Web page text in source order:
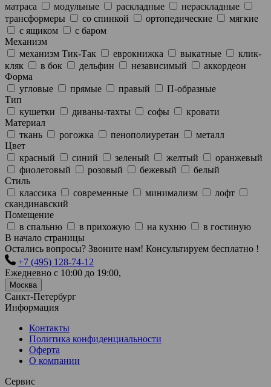
матраса
модульные раскладные
нераскладные
трансформеры
со спинкой ортопедические
мягкие
с ящиком
с баром
Механизм
механизм Тик-Так
еврокнижка выкатные
клик-
кляк
в бок дельфин независимый
аккордеон
Форма
угловые
прямые правый
П-образные
Тип
кушетки
диваны-тахты софы
кровати
Материал
ткань
рогожка пенополиуретан
металл
Цвет
красный
синий зеленый желтый
оранжевый
фиолетовый
розовый бежевый
белый
Стиль
классика
современные минимализм
лофт
скандинавский
Помещение
в спальню
в прихожую на кухню
в гостиную
В начало страницы
Остались вопросы? Звоните нам! Консультируем бесплатно !
+7 (495) 128-74-12
Ежедневно с 10:00 до 19:00,
Москва
Санкт-Петербург
Информация
Контакты
Политика конфиденциальности
Оферта
О компании
Сервис